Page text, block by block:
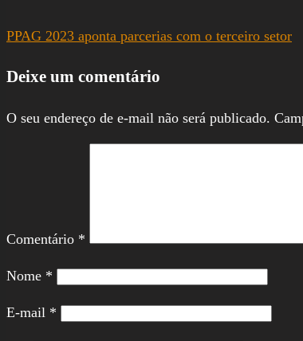
PPAG 2023 aponta parcerias com o terceiro setor
Deixe um comentário
O seu endereço de e-mail não será publicado.
Comentário *
Nome *
E-mail *